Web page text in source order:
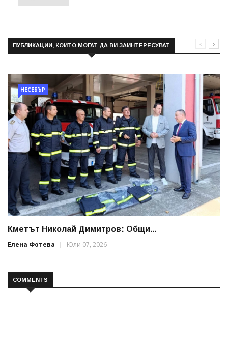
ПУБЛИКАЦИИ, КОИТО МОГАТ ДА ВИ ЗАИНТЕРЕСУВАТ
НЕСЕБЪР
Кметът Николай Димитров: Общи...
Елена Фотева
Юли 07, 2026
COMMENTS